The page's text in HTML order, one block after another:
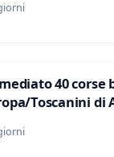
40 corse
Toscanini di